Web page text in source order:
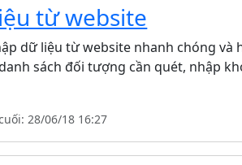
từ website
dữ liệu từ website nhanh chóng và
sách đối tượng cần quét, nhập
28/06/18 16:27